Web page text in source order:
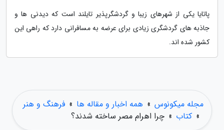
پاتایا یکی از شهرهای زیبا و گردشگرپذیر تایلند است که دیدنی ها و
جاذبه های گردشگری زیادی برای عرضه به مسافرانی دارد که راهی این
کشور شده اند.
مجله میکونوس » همه اخبار و مقاله ها » فرهنگ و هنر
» کتاب » چرا اهرام مصر ساخته شدند؟